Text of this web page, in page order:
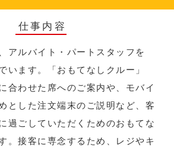
仕事内容
アルバイト・パートスタッフを
います。「おもてなしクルー」
合わせた席へのご案内や、モバイ
とした注文端末のご説明など、客
過ごしていただくためのおもてな
。接客に専念するため、レジやキ